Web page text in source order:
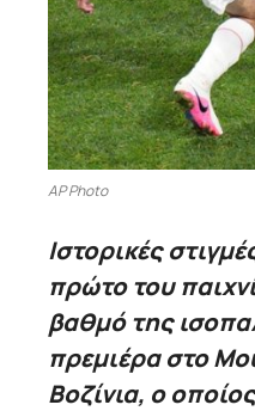
AP Photo
Ιστορικές
πρώτο του
βαθμό της
πρεμιέρα στο
Βοζίνια, ο